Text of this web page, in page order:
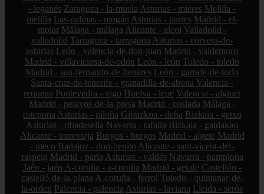
- leganés Zaragoza - la-muela Asturias - mieres Melilla -
melilla Las-palmas - mogán Asturias - parres Madrid - el-
molar Málaga - málaga Alicante - alcoi Valladolid -
valladolid Tarragona - tarragona Asturias - corvera-de-
asturias León - valencia-de-don-juan Madrid - valdemoro
Madrid - villaviciosa-de-odón León - león Toledo - toledo
Madrid - san-fernando-de-henares León - garrafe-de-torío
Santa-cruz-de-tenerife - granadilla-de-abona Valencia -
requena Pontevedra - vigo Huelva - lepe Valencia - alginet
Madrid - pelayos-de-la-presa Madrid - coslada Málaga -
estepona Asturias - piloña Gipuzkoa - deba Bizkaia - getxo
Asturias - ribadesella Navarra - tafalla Bizkaia - galdakao
Alicante - torrevieja Burgos - burgos Madrid - algete Madrid
- meco Badajoz - don-benito Alicante - sant-vicent-del-
raspeig Madrid - parla Asturias - valdés Navarra - pamplona
Jaén - jaén A-coruña - a-coruña Madrid - getafe Castellón -
castelló-de-la-plana A-coruña - ferrol Toledo - quintanar-de-
la-orden Palencia - palencia Asturias - laviana Lleida - seròs